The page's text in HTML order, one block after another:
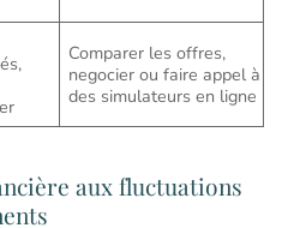
Comparer les offres,
negocier ou faire appel à
des simulateurs en ligne
aux fluctuations